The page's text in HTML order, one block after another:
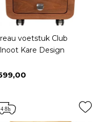
voetstuk Club
Kare Design